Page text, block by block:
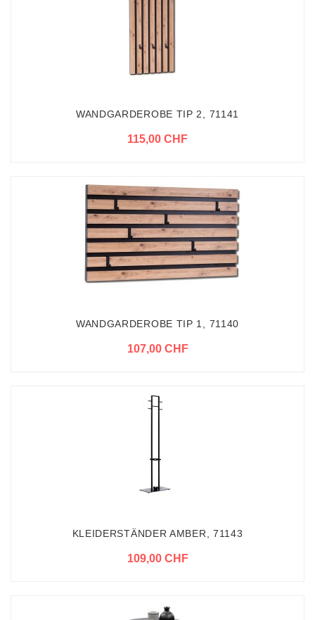
WANDGARDEROBE TIP 2, 71141
115,00 CHF
WANDGARDEROBE TIP 1, 71140
107,00 CHF
KLEIDERSTÄNDER AMBER, 71143
109,00 CHF